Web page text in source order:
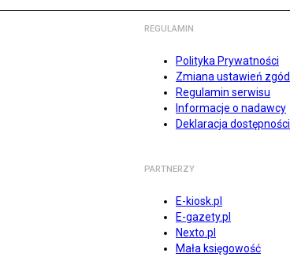
REGULAMIN
Polityka Prywatności
Zmiana ustawień zgód
Regulamin serwisu
Informacje o nadawcy
Deklaracja dostępności
PARTNERZY
E-kiosk.pl
E-gazety.pl
Nexto.pl
Mała księgowość